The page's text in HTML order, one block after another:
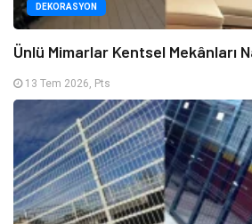
DEKORASYON
Ünlü Mimarlar Kentsel Mekânları
13 Tem 2026, Pts